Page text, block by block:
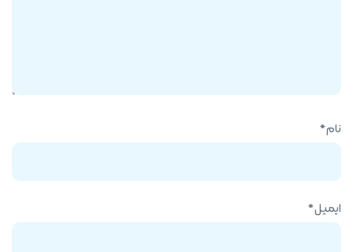
نام*
ایمیل*